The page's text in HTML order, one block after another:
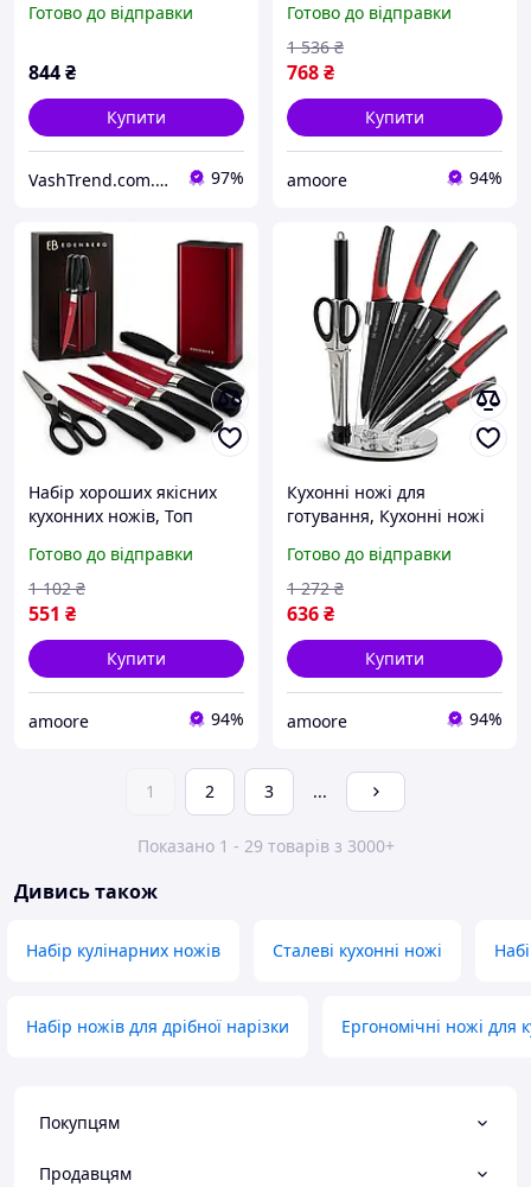
використання, Топ
CL-95
Готово до відправки
844₴
Купити
VashTrend.com.ua - Рознично-оптовый интернет магазин! 97%
кращих ножів для кухні
DL-53
Готово до відправки
768₴
1 536 ₴
Купити
amoore 94%
Набір хороших якісних
кухонних ножів, Топ
Комплект гострих для
кухні KY-91
Готово до відправки
551 ₴
1 102 ₴
Купити
amoore 94%
Кухонні ножі для
готування, Кухонні ножі
металевих ножів, Топ
кращих ножів для кухні
QI-13
Готово до відправки
636₴
1 272 ₴
Купити
amoore 94%
1 2 3 ...
Показано 1 - 29 товарів з 3000+
Дивись також
Набір кулінарних ножів Сталеві кухонні ножі
Набір ножів для дрібної нарізки Ергономічні ножі для
Покупцям
Продавцям